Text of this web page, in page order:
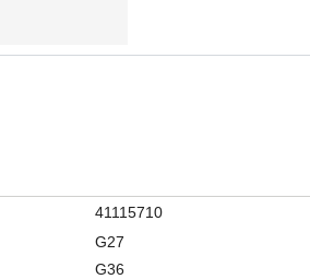
41115710
G27
G36